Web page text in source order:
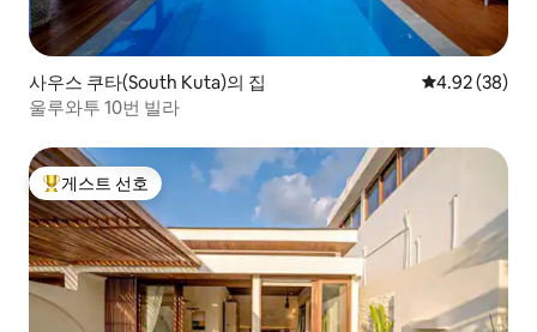
사우스 쿠타(South Kuta)의 집 평점 4.92점(5
4.92 (38)
울루와투 10번 빌라
상위 게스트 선호
게스트 선호